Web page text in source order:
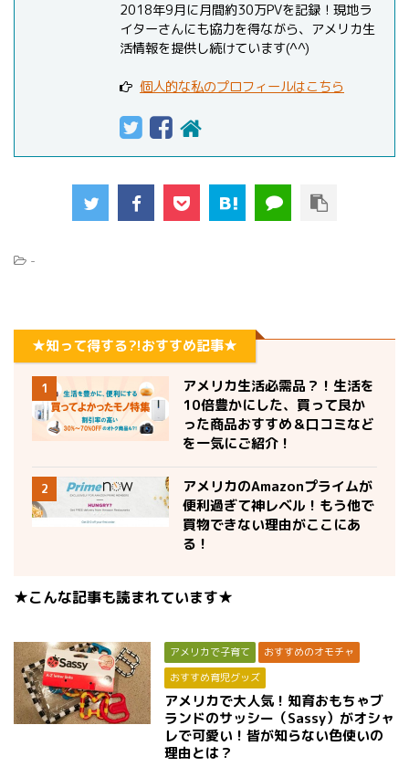
2018年9月に月間約30万PVを記録！現地ラ
イターさんにも協力を得ながら、アメリカ生
活情報を提供し続けています(^^)
個人的な私のプロフィールはこちら
-
★知って得する?!おすすめ記事★
1
アメリカ生活必需品？！生活を
10倍豊かにした、買って良か
った商品おすすめ＆口コミなど
を一気にご紹介！
2
アメリカのAmazonプライムが
便利過ぎて神レベル！もう他で
買物できない理由がここにあ
る！
★こんな記事も読まれています★
アメリカで子育て
おすすめのオモチャ
おすすめ育児グッズ
アメリカで大人気！知育おもちゃブ
ランドのサッシー（Sassy）がオシャ
レで可愛い！皆が知らない色使いの
理由とは？